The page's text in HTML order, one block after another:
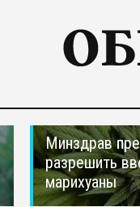
Минздрав
разрешить
марихуаны